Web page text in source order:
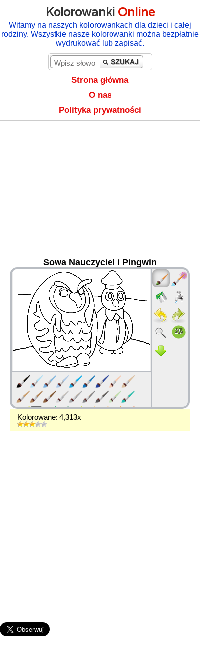
Kolorowanki Online
Witamy na naszych kolorowankach dla dzieci i całej
rodziny. Wszystkie nasze kolorowanki można bezpłatnie
wydrukować lub zapisać.
Strona główna
O nas
Polityka prywatności
Sowa Nauczyciel i Pingwin
Kolorowane: 4,313x